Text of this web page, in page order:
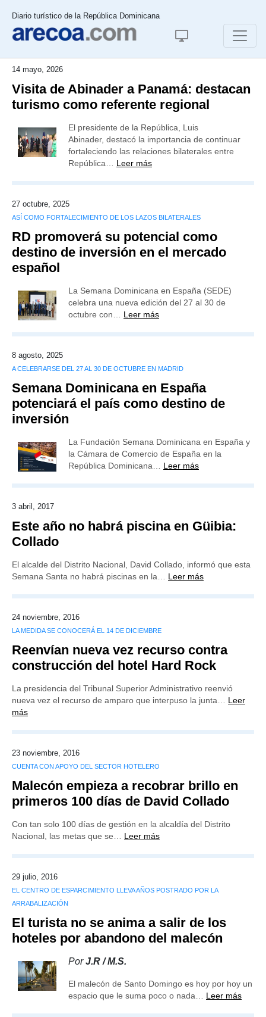
Diario turístico de la República Dominicana
14 mayo, 2026
Visita de Abinader a Panamá: destacan
turismo como referente regional
El presidente de la República, Luis
Abinader, destacó la importancia de continuar
fortaleciendo las relaciones bilaterales entre
República… Leer más
27 octubre, 2025
ASÍ COMO FORTALECIMIENTO DE LOS LAZOS BILATERALES
RD promoverá su potencial como
destino de inversión en el mercado
español
La Semana Dominicana en España (SEDE)
celebra una nueva edición del 27 al 30 de
octubre con… Leer más
8 agosto, 2025
A CELEBRARSE DEL 27 AL 30 DE OCTUBRE EN MADRID
Semana Dominicana en España
potenciará el país como destino de
inversión
La Fundación Semana Dominicana en España y
la Cámara de Comercio de España en la
República Dominicana… Leer más
3 abril, 2017
Este año no habrá piscina en Güibia:
Collado
El alcalde del Distrito Nacional, David Collado, informó que esta
Semana Santa no habrá piscinas en la… Leer más
24 noviembre, 2016
LA MEDIDA SE CONOCERÁ EL 14 DE DICIEMBRE
Reenvían nueva vez recurso contra
construcción del hotel Hard Rock
La presidencia del Tribunal Superior Administrativo reenvió
nueva vez el recurso de amparo que interpuso la junta… Leer
más
23 noviembre, 2016
CUENTA CON APOYO DEL SECTOR HOTELERO
Malecón empieza a recobrar brillo en
primeros 100 días de David Collado
Con tan solo 100 días de gestión en la alcaldía del Distrito
Nacional, las metas que se… Leer más
29 julio, 2016
EL CENTRO DE ESPARCIMIENTO LLEVA AÑOS POSTRADO POR LA
ARRABALIZACIÓN
El turista no se anima a salir de los
hoteles por abandono del malecón
PorJ.R / M.S.
El malecón de Santo Domingo es hoy por hoy un
espacio que le suma poco o nada… Leer más